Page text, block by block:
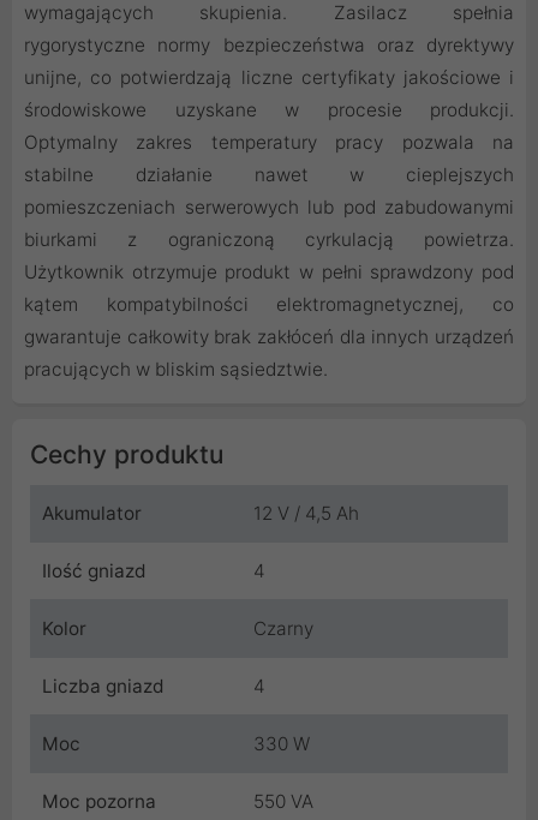
wymagających skupienia. Zasilacz spełnia
rygorystyczne normy bezpieczeństwa oraz dyrektywy
unijne, co potwierdzają liczne certyfikaty jakościowe i
środowiskowe uzyskane w procesie produkcji.
Optymalny zakres temperatury pracy pozwala na
stabilne działanie nawet w cieplejszych
pomieszczeniach serwerowych lub pod zabudowanymi
biurkami z ograniczoną cyrkulacją powietrza.
Użytkownik otrzymuje produkt w pełni sprawdzony pod
kątem kompatybilności elektromagnetycznej, co
gwarantuje całkowity brak zakłóceń dla innych urządzeń
pracujących w bliskim sąsiedztwie.
Cechy produktu
Akumulator 12 V / 4,5 Ah
Ilość gniazd 4
Kolor Czarny
Liczba gniazd 4
Moc 330 W
Moc pozorna 550 VA